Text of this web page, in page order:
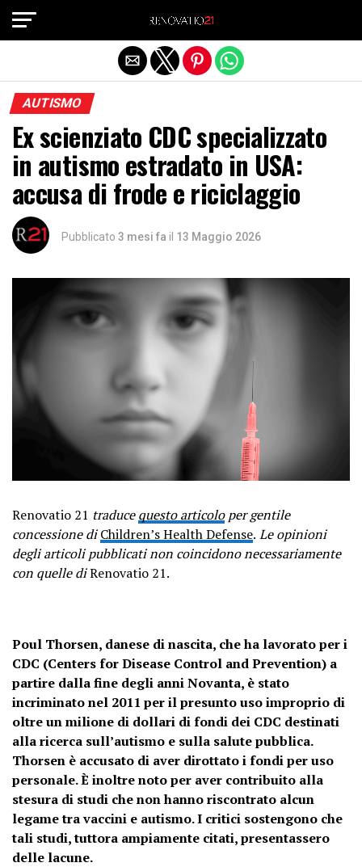
AUTISMO
Ex scienziato CDC specializzato
in autismo estradato in USA:
accusa di frode e riciclaggio
Pubblicato 3 mesi fa il 13 Maggio 2026
Renovatio 21 traducequesto articoloper gentile
concessione di Children’s Health Defense. Le opinioni
degli articoli pubblicati non coincidono necessariamente
con quelle diRenovatio 21.
Poul Thorsen, danese di nascita, che ha lavorato per i
CDC (Centers for Disease Control and Prevention) a
partire dalla fine degli anni Novanta, è stato
incriminato nel 2011 per il presunto uso improprio di
oltre un milione di dollari di fondi dei CDC destinati
alla ricerca sull’autismo e sulla salute pubblica.
Thorsen è accusato di aver dirottato i fondi per uso
personale. È inoltre noto per aver contribuito alla
stesura di studi che non hanno riscontrato alcun
legame tra vaccini e autismo. I critici sostengono che
tali studi, tuttora ampiamente citati, presentassero
delle lacune.
Exit mobile version